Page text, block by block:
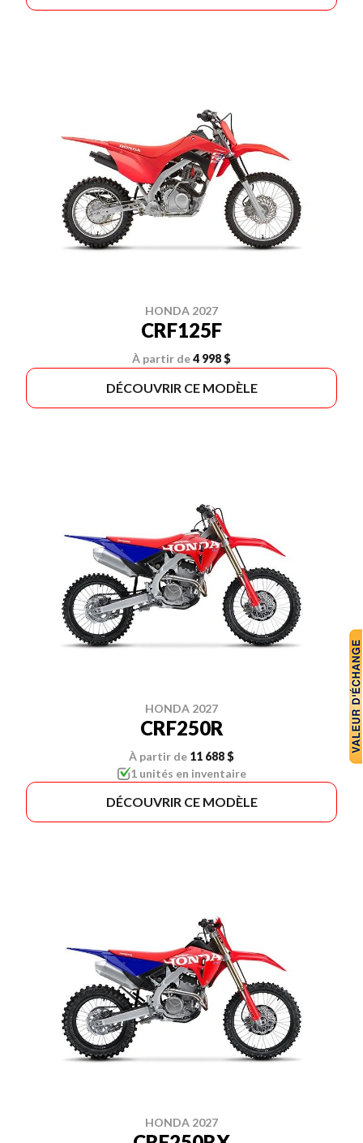
HONDA 2027
CRF125F
À partir de4 998 $
DÉCOUVRIR CE MODÈLE
HONDA 2027
CRF250R
À partir de 11 688 $
1 unités en inventaire
DÉCOUVRIR CE MODÈLE
HONDA 2027